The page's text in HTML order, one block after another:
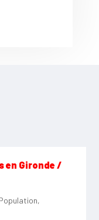
en Gironde /
,